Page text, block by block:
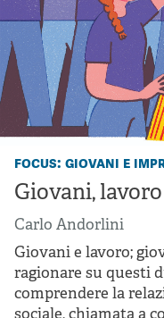
focus: giovani e
Giovani,
Carlo Andorlini
Giovani e lavoro;
ragionare su questi
comprendere la